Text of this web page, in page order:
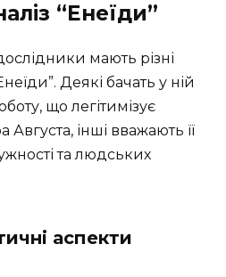
“Енеїди”
мають різні
Деякі бачать у ній
що легітимізує
Августа, інші вважають її
та людських
аспекти